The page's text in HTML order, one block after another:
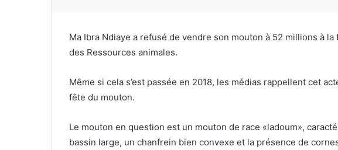
Ma Ibra Ndiaye a refusé de vendre son mouton à 52 millions à
des Ressources animales.
Même si cela s’est passée en 2018, les médias rappellent cet
fête du mouton.
Le mouton en question est un mouton de race «ladoum»,
bassin large, un chanfrein bien convexe et la présence de